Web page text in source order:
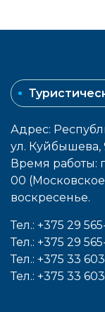
Адрес:
ул. Куйбышева,
Время работы:
00
воcкресенье.
Тел.: +375 29
Тел.: +375 29
Тел.: +375 33
Тел.: +375 33